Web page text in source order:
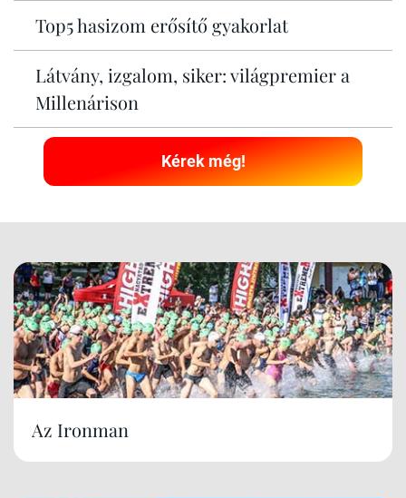
Top5 hasizom erősítő gyakorlat
Látvány, izgalom, siker: világpremier a
Millenárison
Kérek még!
Az Ironman